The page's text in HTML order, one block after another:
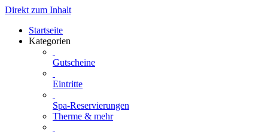
Direkt zum Inhalt
Startseite
Kategorien
Gutscheine
Eintritte
Spa-Reservierungen
Therme & mehr